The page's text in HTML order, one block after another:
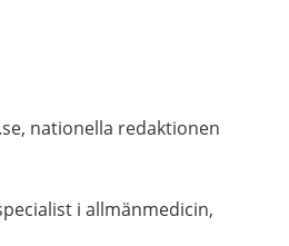
nationella redaktionen
i allmänmedicin,